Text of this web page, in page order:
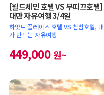
[월드체인 호텔 VS 부띠끄호텔]
대만 자유여행 3/4일
하얏트 플레이스 호텔 VS 참참호텔, 내
가 만드는 자유여행
449,000원~